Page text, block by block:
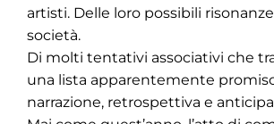
artisti. Delle loro possibili
società.
Di molti tentativi associativi che
una lista apparentemente
narrazione, retrospettiva e